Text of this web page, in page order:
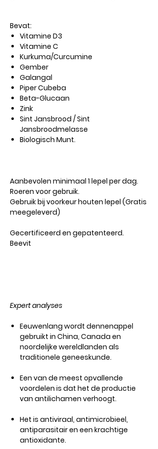
Bevat:
Vitamine D3
Vitamine C
Kurkuma/Curcumine
Gember
Galangal
Piper Cubeba
Beta-Glucaan
Zink
Sint Jansbrood / Sint
Jansbroodmelasse
Biologisch Munt.
Aanbevolen minimaal 1 lepel per dag.
Roeren voor gebruik.
Gebruik bij voorkeur houten lepel (Gratis
meegeleverd)
Gecertificeerd en gepatenteerd.
Beevit
Expert analyses
Eeuwenlang wordt dennenappel
gebruikt in China, Canada en
noordelijke wereldlanden als
traditionele geneeskunde.
Een van de meest opvallende
voordelen is dat het de productie
van antilichamen verhoogt.
Het is antiviraal, antimicrobieel,
antiparasitair en een krachtige
antioxidante.